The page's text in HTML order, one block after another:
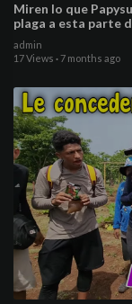
Miren lo que
plaga a esta parte
admin
17 Views ·7 months ago